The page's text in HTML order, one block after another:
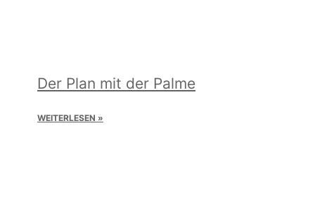
Der Plan mit der Palme
WEITERLESEN »